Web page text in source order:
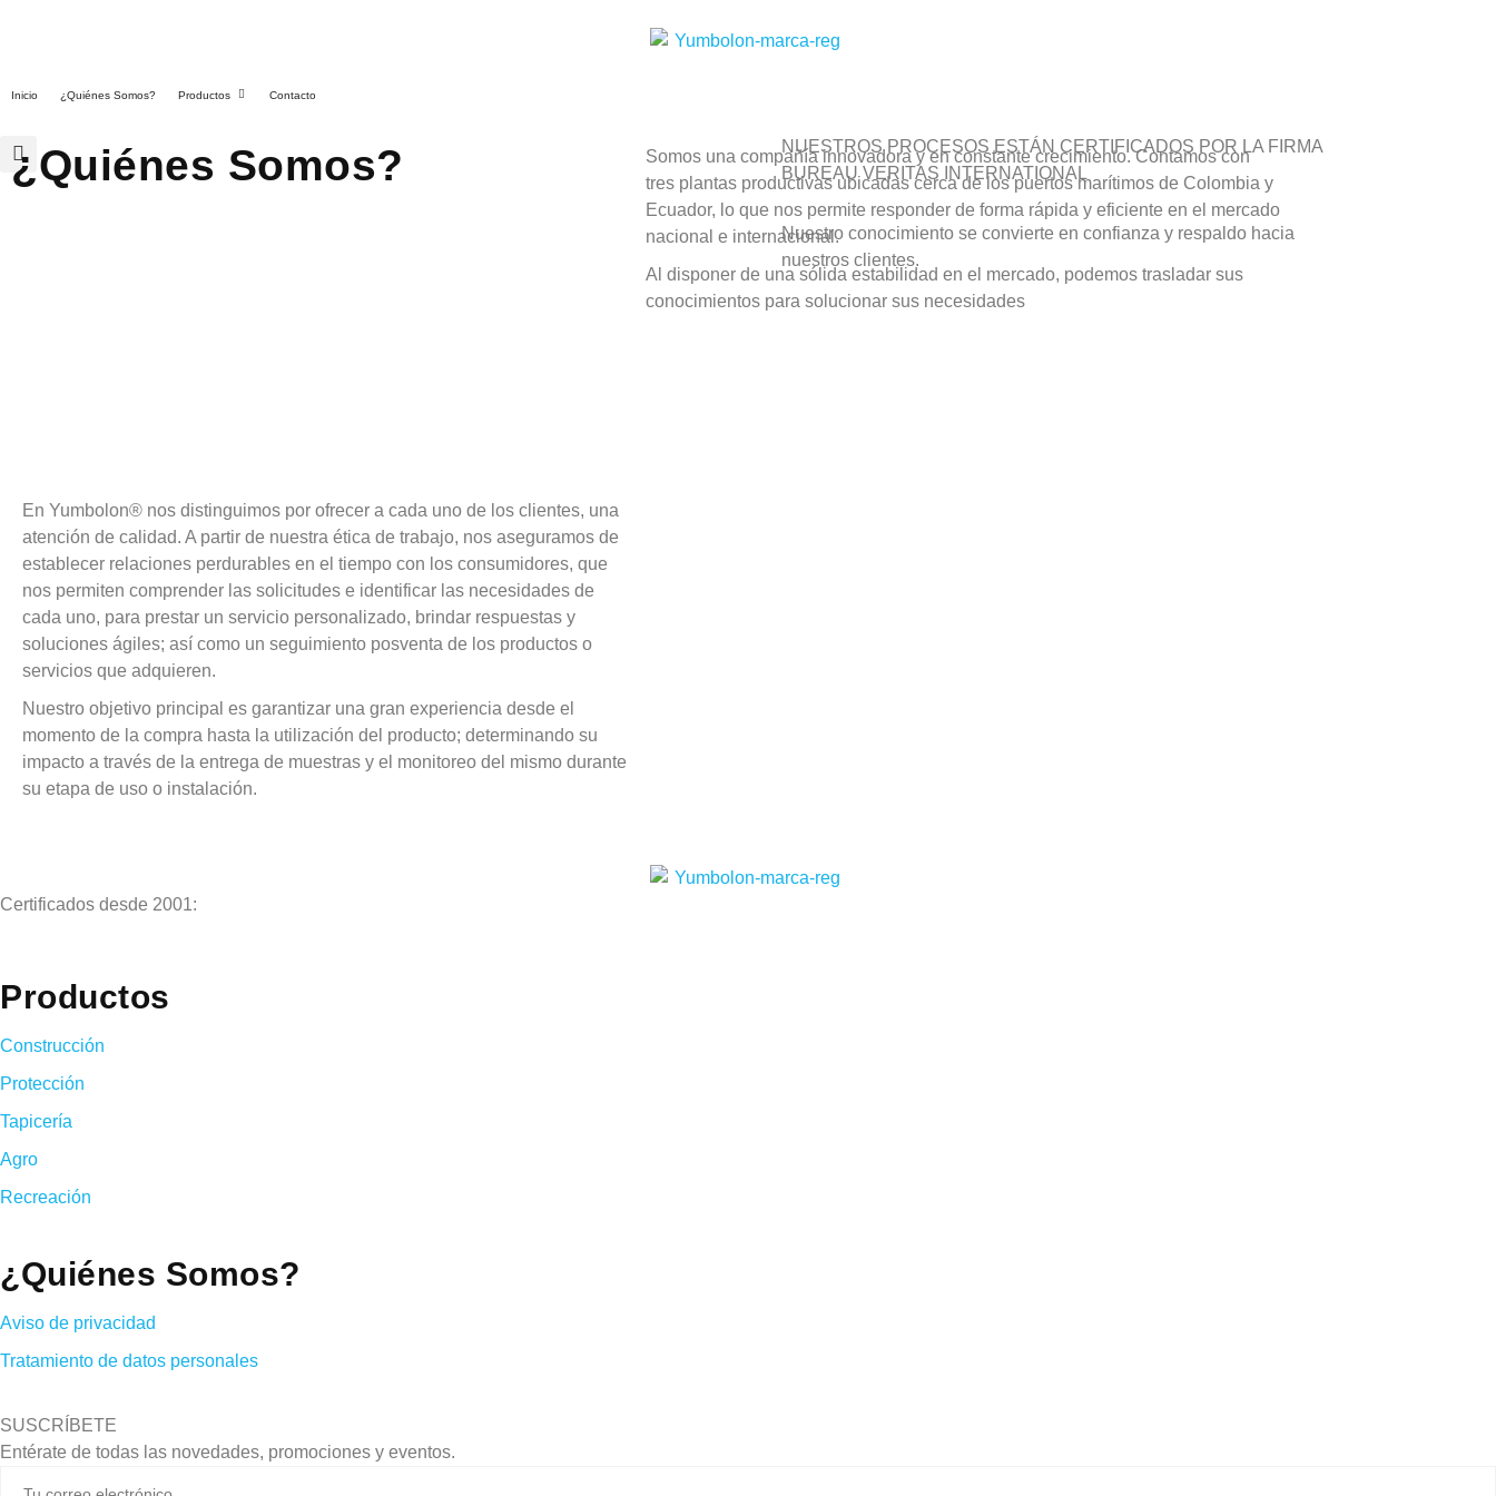
Inicio ¿Quiénes Somos? Productos Contacto
¿Quiénes Somos?
Somos una compañía innovadora y en constante crecimiento. Contamos con
tres plantas productivas ubicadas cerca de los puertos marítimos de Colombia y
Ecuador, lo que nos permite responder de forma rápida y eficiente en el mercado
nacional e internacional.
Al disponer de una sólida estabilidad en el mercado, podemos trasladar sus
conocimientos para solucionar sus necesidades
NUESTROS PROCESOS ESTÁN CERTIFICADOS POR LA FIRMA
BUREAU VERITAS INTERNATIONAL
Nuestro conocimiento se convierte en confianza y respaldo hacia
nuestros clientes.
En Yumbolon® nos distinguimos por ofrecer a cada uno de los clientes, una
atención de calidad. A partir de nuestra ética de trabajo, nos aseguramos de
establecer relaciones perdurables en el tiempo con los consumidores, que
nos permiten comprender las solicitudes e identificar las necesidades de
cada uno, para prestar un servicio personalizado, brindar respuestas y
soluciones ágiles; así como un seguimiento posventa de los productos o
servicios que adquieren.
Nuestro objetivo principal es garantizar una gran experiencia desde el
momento de la compra hasta la utilización del producto; determinando su
impacto a través de la entrega de muestras y el monitoreo del mismo durante
su etapa de uso o instalación.
Certificados desde 2001:
Productos
Construcción
Protección
Tapicería
Agro
Recreación
¿Quiénes Somos?
Aviso de privacidad
Tratamiento de datos personales
SUSCRÍBETE
Entérate de todas las novedades, promociones y eventos.